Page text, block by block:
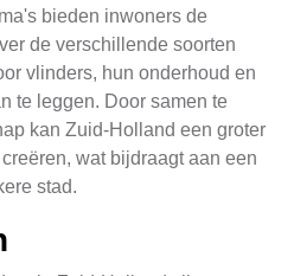
bieden inwoners de
de verschillende soorten
vlinders, hun onderhoud en
te leggen. Door samen te
kan Zuid-Holland een groter
wat bijdraagt aan een
stad.